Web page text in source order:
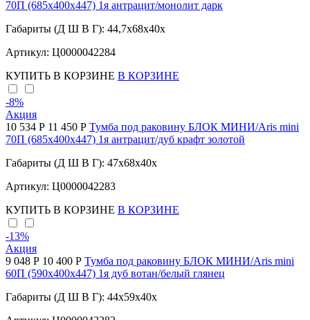
70П (685х400х447) 1я антрацит/монолит дарк
Габариты (Д Ш В Г): 44,7x68x40x
Артикул: Ц0000042284
КУПИТЬ В КОРЗИНЕ В КОРЗИНЕ
-8%
Акция
10 534 Р 11 450 Р Тумба под раковину БЛОК МИНИ/Aris mini
70П (685х400х447) 1я антрацит/дуб крафт золотой
Габариты (Д Ш В Г): 47x68x40x
Артикул: Ц0000042283
КУПИТЬ В КОРЗИНЕ В КОРЗИНЕ
-13%
Акция
9 048 Р 10 400 Р Тумба под раковину БЛОК МИНИ/Aris mini
60П (590х400х447) 1я дуб вотан/белый глянец
Габариты (Д Ш В Г): 44x59x40x